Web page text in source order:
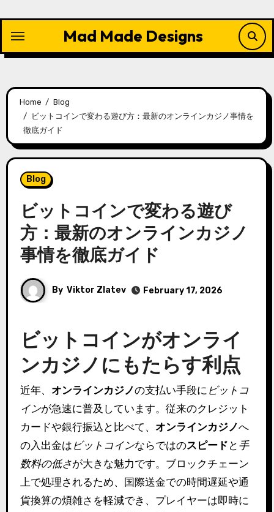
content
Mad Made Designs
Home
Blog
ビットコインで変わる遊び方：最新のオンラインカジノ事情を
徹底ガイド
Blog
ビットコインで変わる遊び
方：最新のオンラインカジノ
事情を徹底ガイド
By Viktor Zlatev February 17, 2026
ビットコインがオンライ
ンカジノにもたらす利点
近年、 オンラインカジノの支払い手段に ビットコ
インが急速に普及しています。従来のクレジット
カードや銀行振込と比べて、 オンラインカジノへ
の入出金は ビットコインならではのスピード と 手
数料の低さが大きな魅力です。ブロックチェーン
上で処理されるため、国際送金での時間遅延や通
貨換算の煩雑さを軽減でき、プレイヤーは即時に